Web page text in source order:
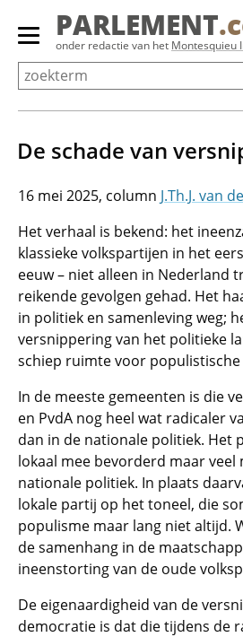
Overslaan
Primair
menu
tonen/verbergen
PARLEMENT
onder redactie van het Montesquieu
De schade van
16 mei 2025
J.Th.J. van
Het verhaal is bekend: het
klassieke volkspartijen in het
eeuw – niet alleen in Nederland
reikende gevolgen gehad. Het
in politiek en samenleving weg;
versnippering van het politieke
schiep ruimte voor
In de meeste gemeenten is die
en PvdA nog heel wat radicaler
dan in de nationale politiek. Het
lokaal mee bevorderd maar
nationale politiek. In plaats
lokale partij op het toneel, die
populisme maar lang niet altijd.
de samenhang in de
ineenstorting van de oude
De eigenaardigheid van de
democratie is dat die tijdens de